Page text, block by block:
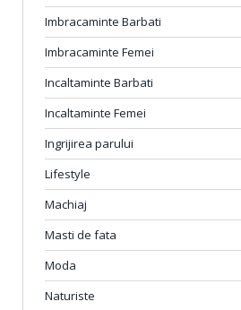
Imbracaminte Barbati
Imbracaminte Femei
Incaltaminte Barbati
Incaltaminte Femei
Ingrijirea parului
Lifestyle
Machiaj
Masti de fata
Moda
Naturiste